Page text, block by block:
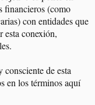
financieros (como
con entidades que
esta conexión,
de esta
en los términos aquí